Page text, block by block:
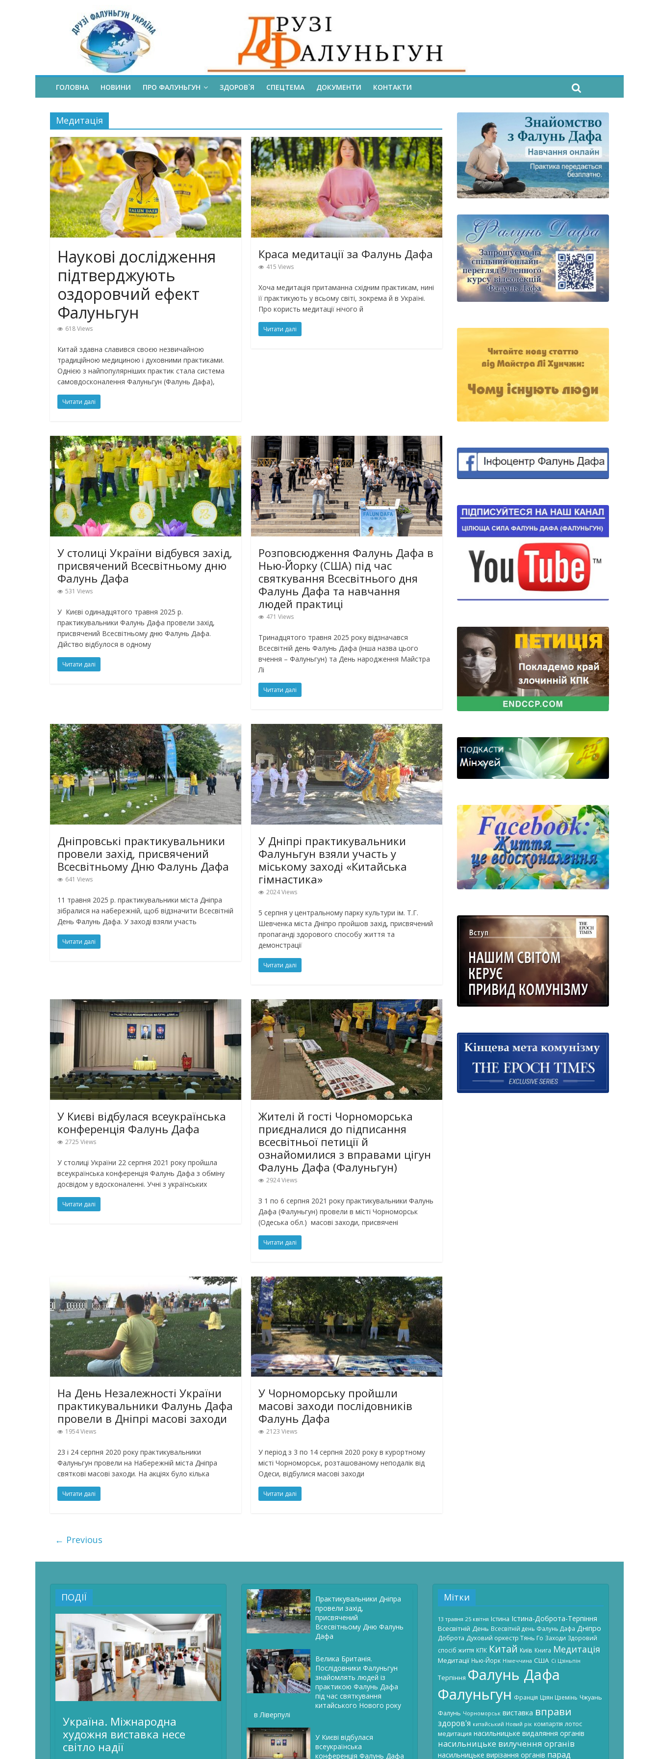
ГОЛОВНА НОВИНИ ПРО ФАЛУНЬГУН ЗДОРОВ`Я СПЕЦТЕМА ДОКУМЕНТИ КОНТАКТИ
Медитація
Наукові дослідження
підтверджують
оздоровчий ефект
Фалуньгун
618 Views
Китай здавна славився своєю незвичайною
традиційною медициною і духовними практиками.
Однією з найпопулярніших практик стала система
самовдосконалення Фалуньгун (Фалунь Дафа),
Читати далі
Краса медитації за Фалунь Дафа
415 Views
Хоча медитація притаманна східним практикам, нині
її практикують у всьому світі, зокрема й в Україні.
Про користь медитації нічого й
Читати далі
У столиці України відбувся захід,
присвячений Всесвітньому дню
Фалунь Дафа
531 Views
У Києві одинадцятого травня 2025 р.
практикувальники Фалунь Дафа провели захід,
присвячений Всесвітньому дню Фалунь Дафа.
Дійство відбулося в одному
Читати далі
Розповсюдження Фалунь Дафа в
Нью-Йорку (США) під час
святкування Всесвітнього дня
Фалунь Дафа та навчання
людей практиці
471 Views
Тринадцятого травня 2025 року відзначався
Всесвітній день Фалунь Дафа (інша назва цього
вчення – Фалуньгун) та День народження Майстра
Лі
Читати далі
Дніпровські практикувальники
провели захід, присвячений
Всесвітньому Дню Фалунь Дафа
641 Views
11 травня 2025 р. практикувальники міста Дніпра
зібралися на набережній, щоб відзначити Всесвітній
День Фалунь Дафа. У заході взяли участь
Читати далі
У Дніпрі практикувальники
Фалуньгун взяли участь у
міському заході «Китайська
гімнастика»
2024 Views
5 серпня у центральному парку культури ім. Т.Г.
Шевченка міста Дніпро пройшов захід, присвячений
пропаганді здорового способу життя та
демонстрації
Читати далі
У Києві відбулася всеукраїнська
конференція Фалунь Дафа
2725 Views
У столиці України 22 серпня 2021 року пройшла
всеукраїнська конференція Фалунь Дафа з обміну
досвідом у вдосконаленні. Учні з українських
Читати далі
Жителі й гості Чорноморська
приєдналися до підписання
всесвітньої петиції й
ознайомилися з вправами цігун
Фалунь Дафа (Фалуньгун)
2924 Views
З 1 по 6 серпня 2021 року практикувальники Фалунь
Дафа (Фалуньгун) провели в місті Чорноморськ
(Одеська обл.) масові заходи, присвячені
Читати далі
На День Незалежності України
практикувальники Фалунь Дафа
провели в Дніпрі масові заходи
1954 Views
23 і 24 серпня 2020 року практикувальники
Фалуньгун провели на Набережній міста Дніпра
святкові масові заходи. На акціях було кілька
Читати далі
У Чорноморську пройшли
масові заходи послідовників
Фалунь Дафа
2123 Views
У період з 3 по 14 серпня 2020 року в курортному
місті Чорноморськ, розташованому неподалік від
Одеси, відбулися масові заходи
Читати далі
← Previous
ПОДІЇ
Україна. Міжнародна
художня виставка несе
світло надії
Практикувальники Дніпра
провели захід,
присвячений
Всесвітньому Дню Фалунь
Дафа
Велика Британія.
Послідовники Фалуньгун
знайомлять людей із
практикою Фалунь Дафа
під час святкування
китайського Нового року
в Ліверпулі
У Києві відбулася
всеукраїнська
конференція Фалунь Дафа
Мітки
13 травня 25 квітня Істина Істина-Доброта-Терпіння
Всесвітній День Всесвітній день Фалунь Дафа Дніпро
Доброта Духовий оркестр Тянь Го Заходи Здоровий
спосіб життя КПК Китай Київ Книга Медитація
Медитації Нью-Йорк Німеччина США Сі Цзіньпін
Терпіння Фалунь Дафа
Фалуньгун Франція Цзян Цземінь Чжуань
Фалунь Чорноморськ виставка вправи
здоров'я китайський Новий рік компартія лотос
медитация насильницьке видаляння органів
насильницьке вилучення органів
насильницьке вирізання органів парад